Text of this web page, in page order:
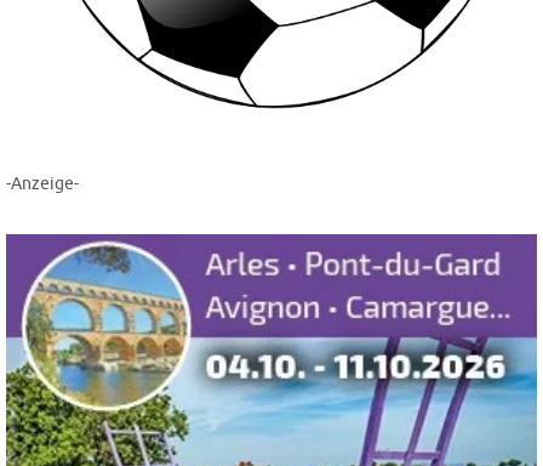
-Anzeige-